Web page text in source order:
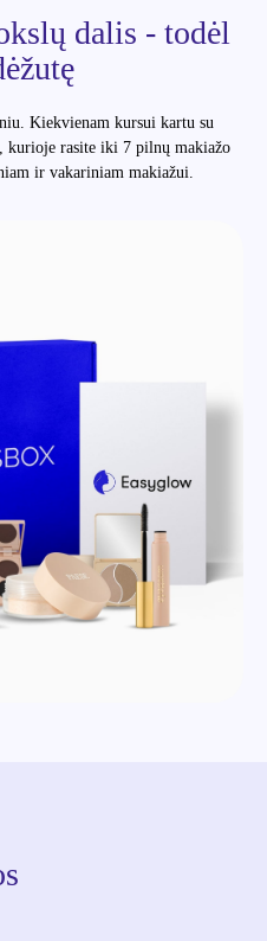
dalis - todėl
Kiekvienam kursui kartu su
kurioje rasite iki 7 pilnų makiažo
ir vakariniam makiažui.